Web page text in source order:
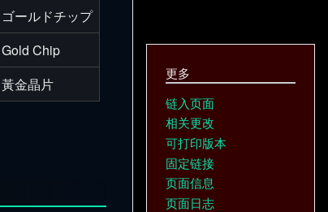
ゴールドチップ
Gold Chip
黃金晶片
更多
链入页面
相关更改
可打印版本
固定链接
页面信息
页面日志